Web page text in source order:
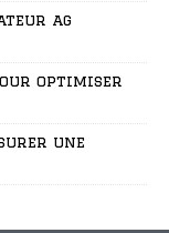
ag
optimiser
une